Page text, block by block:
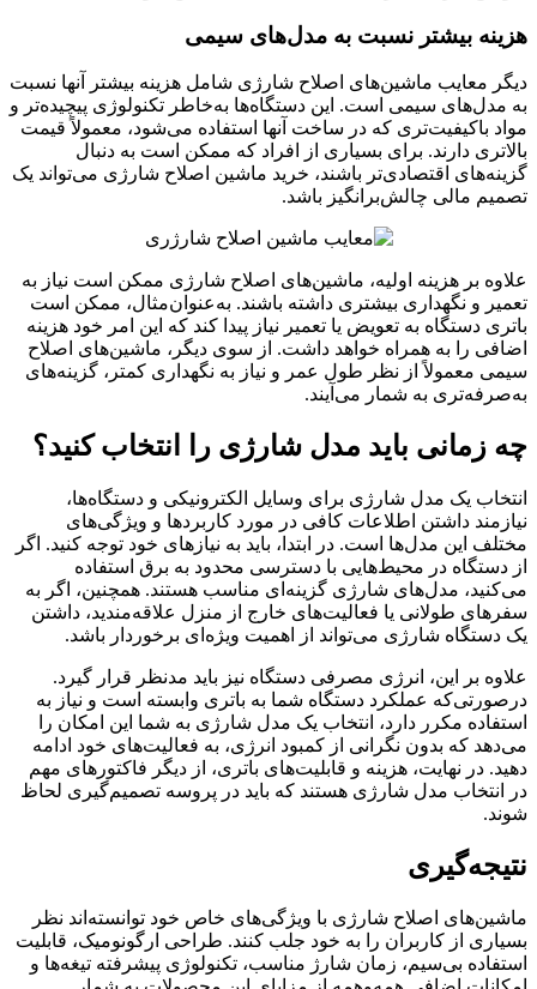
هزینه بیشتر نسبت به مدل‌های سیمی
دیگر معایب ماشین‌های اصلاح شارژی شامل هزینه بیشتر آنها نسبت
به مدل‌های سیمی است. این دستگاه‌ها به‌خاطر تکنولوژی پیچیده‌تر و
مواد باکیفیت‌تری که در ساخت آنها استفاده می‌شود، معمولاً قیمت
بالاتری دارند. برای بسیاری از افراد که ممکن است به دنبال
گزینه‌های اقتصادی‌تر باشند، خرید ماشین اصلاح شارژی می‌تواند یک
تصمیم مالی چالش‌برانگیز باشد.
علاوه بر هزینه اولیه، ماشین‌های اصلاح شارژی ممکن است نیاز به
تعمیر و نگهداری بیشتری داشته باشند. به‌عنوان‌مثال، ممکن است
باتری دستگاه به تعویض یا تعمیر نیاز پیدا کند که این امر خود هزینه
اضافی را به همراه خواهد داشت. از سوی دیگر، ماشین‌های اصلاح
سیمی معمولاً از نظر طول عمر و نیاز به نگهداری کمتر، گزینه‌های
به‌صرفه‌تری به شمار می‌آیند.
چه زمانی باید مدل شارژی را انتخاب کنید؟
انتخاب یک مدل شارژی برای وسایل الکترونیکی و دستگاه‌ها،
نیازمند داشتن اطلاعات کافی در مورد کاربردها و ویژگی‌های
مختلف این مدل‌ها است. در ابتدا، باید به نیازهای خود توجه کنید. اگر
از دستگاه در محیط‌هایی با دسترسی محدود به برق استفاده
می‌کنید، مدل‌های شارژی گزینه‌ای مناسب هستند. همچنین، اگر به
سفرهای طولانی یا فعالیت‌های خارج از منزل علاقه‌مندید، داشتن
یک دستگاه شارژی می‌تواند از اهمیت ویژه‌ای برخوردار باشد.
علاوه بر این، انرژی مصرفی دستگاه نیز باید مدنظر قرار گیرد.
درصورتی‌که عملکرد دستگاه شما به باتری وابسته است و نیاز به
استفاده مکرر دارد، انتخاب یک مدل شارژی به شما این امکان را
می‌دهد که بدون نگرانی از کمبود انرژی، به فعالیت‌های خود ادامه
دهید. در نهایت، هزینه و قابلیت‌های باتری، از دیگر فاکتورهای مهم
در انتخاب مدل شارژی هستند که باید در پروسه تصمیم‌گیری لحاظ
شوند.
نتیجه‌گیری
ماشین‌های اصلاح شارژی با ویژگی‌های خاص خود توانسته‌اند نظر
بسیاری از کاربران را به خود جلب کنند. طراحی ارگونومیک، قابلیت
استفاده بی‌سیم، زمان شارژ مناسب، تکنولوژی پیشرفته تیغه‌ها و